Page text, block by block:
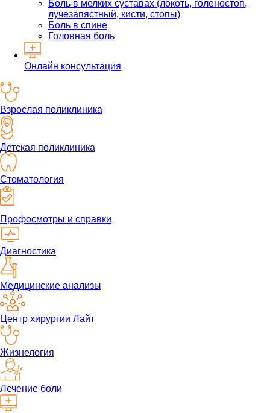
Боль в мелких суставах (локоть, голеностоп,
лучезапястный, кисти, стопы)
Боль в спине
Головная боль
Онлайн консультация
Взрослая поликлиника
Детская поликлиника
Стоматология
Профосмотры и справки
Диагностика
Медицинские анализы
Центр хирургии Лайт
Жизнелогия
Лечение боли